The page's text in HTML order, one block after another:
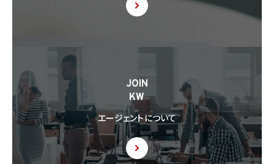
8.4 当社は、個人情報を第三者に提供したときは、個人情報保護法第29条に従い、記録
に従い、必要な確認を行い、当該確認にかかる記録の作成及び保存を行うものとします。
8.6 当社は、個人情報を第三者に提供した第三者から、個人情報の第三者提供及び提
供された個人情報の利用方法について本人の同意を取得したことを証する記録を提出
するように求められた場合、当該第三者に対し当該記録を提出することがあります。
9. 共同利用
9.1 当社が運営するウェブサイトの問合せフォームから当社に連絡を行ったお客様から取
得した情報に関して、当社は、KW加盟店との間で、下記の通り、個人情報を共同利用しま
す。以下、KW加盟店は、当社が運営する下記のウェブサイト上で、KW加盟店として掲載さ
JOIN
KW
エージェントについて